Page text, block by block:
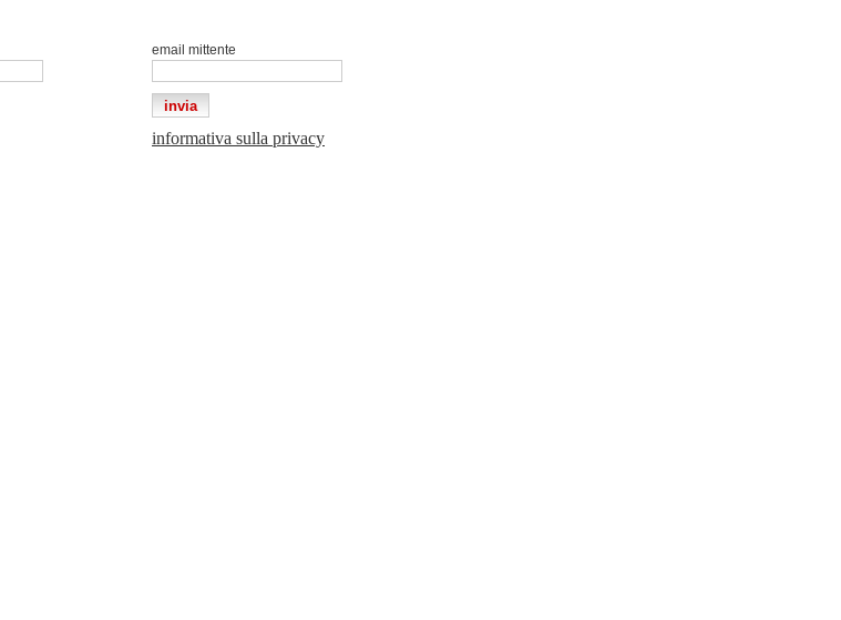
email mittente
informativa sulla privacy